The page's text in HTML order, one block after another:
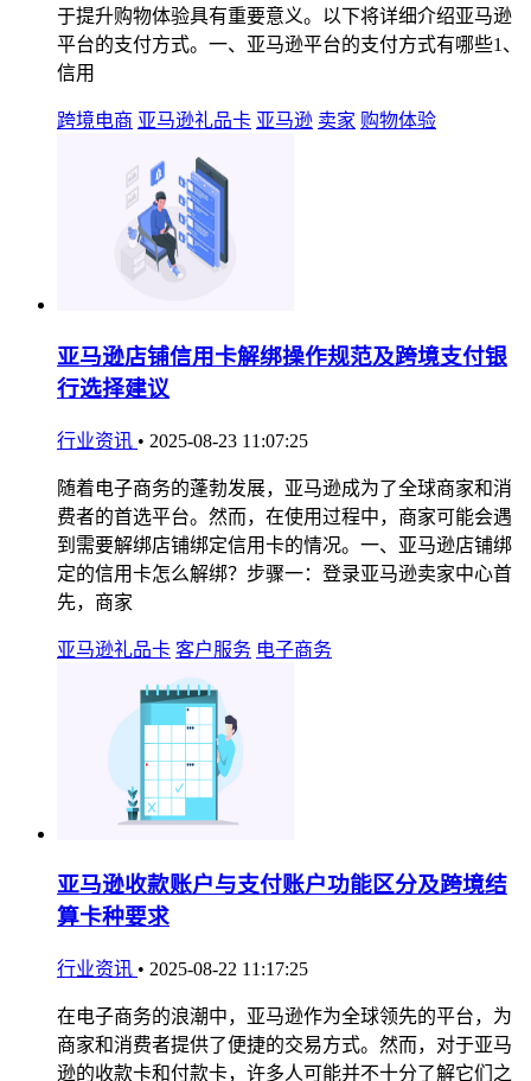
于提升购物体验具有重要意义。以下将详细介绍亚马逊
平台的支付方式。一、亚马逊平台的支付方式有哪些1、
信用
跨境电商 亚马逊礼品卡 亚马逊 卖家 购物体验
亚马逊店铺信用卡解绑操作规范及跨境支付银
行选择建议
行业资讯 • 2025-08-23 11:07:25
随着电子商务的蓬勃发展，亚马逊成为了全球商家和消
费者的首选平台。然而，在使用过程中，商家可能会遇
到需要解绑店铺绑定信用卡的情况。一、亚马逊店铺绑
定的信用卡怎么解绑？步骤一：登录亚马逊卖家中心首
先，商家
亚马逊礼品卡 客户服务 电子商务
亚马逊收款账户与支付账户功能区分及跨境结
算卡种要求
行业资讯 • 2025-08-22 11:17:25
在电子商务的浪潮中，亚马逊作为全球领先的平台，为
商家和消费者提供了便捷的交易方式。然而，对于亚马
逊的收款卡和付款卡，许多人可能并不十分了解它们之